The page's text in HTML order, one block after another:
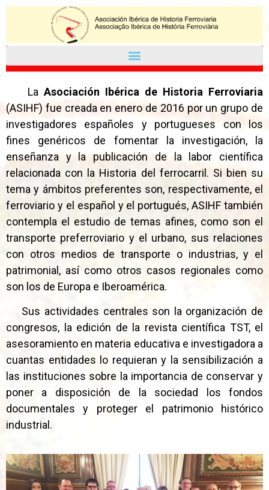
La Asociación Ibérica de Historia Ferroviaria
(ASIHF) fue creada en enero de 2016 por un grupo de
investigadores españoles y portugueses con los
fines genéricos de fomentar la investigación, la
enseñanza y la publicación de la labor científica
relacionada con la Historia del ferrocarril. Si bien su
tema y ámbitos preferentes son, respectivamente, el
ferroviario y el español y el portugués, ASIHF también
contempla el estudio de temas afines, como son el
transporte preferroviario y el urbano, sus relaciones
con otros medios de transporte o industrias, y el
patrimonial, así como otros casos regionales como
son los de Europa e Iberoamérica.
Sus actividades centrales son la organización de
congresos, la edición de la revista científica TST, el
asesoramiento en materia educativa e investigadora a
cuantas entidades lo requieran y la sensibilización a
las instituciones sobre la importancia de conservar y
poner a disposición de la sociedad los fondos
documentales y proteger el patrimonio histórico
industrial.